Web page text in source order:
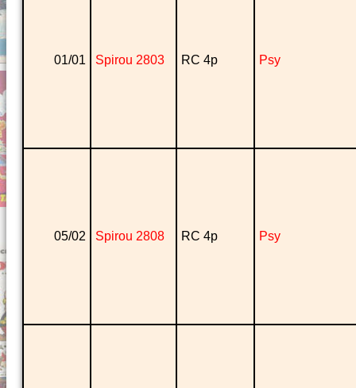
01/01 Spirou 2803 RC 4p Psy
05/02 Spirou 2808 RC 4p Psy